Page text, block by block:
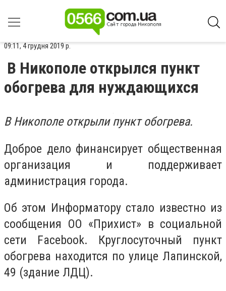
09:11, 4 грудня 2019 р.
В Никополе открылся пункт
обогрева для нуждающихся
В Никополе открыли пункт обогрева.
Доброе дело финансирует общественная
организация и поддерживает
администрация города.
Об этом Информатору стало известно из
сообщения ОО «Прихист» в социальной
сети Facebook. Круглосуточный пункт
обогрева находится по улице Лапинской,
49 (здание ЛДЦ).